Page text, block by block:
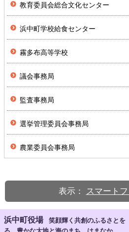
教育委員会総合文化センター
浜中町学校給食センター
霧多布高等学校
議会事務局
監査事務局
選挙管理委員会事務局
農業委員会事務局
表示： スマート
浜中町役場
笑顔輝く共創のふるさと